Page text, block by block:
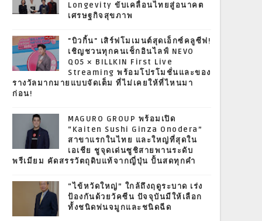
Longevity ขับเคลื่อนไทยสู่อนาคต
เศรษฐกิจสุขภาพ
"บิวกิ้น" เสิร์ฟโมเมนต์สุดเอ็กซ์คลูซีฟ!
เชิญชวนทุกคนเช็กอินไลฟ์ NEVO
Q05 × BILLKIN First Live
Streaming พร้อมโปรโมชั่นและของ
รางวัลมากมายแบบจัดเต็ม ที่ไม่เคยให้ที่ไหนมา
ก่อน!
MAGURO GROUP พร้อมเปิด
“Kaiten Sushi Ginza Onodera”
สาขาแรกในไทย และใหญ่ที่สุดใน
เอเชีย ชูจุดเด่นซูชิสายพานระดับ
พรีเมียม คัดสรรวัตถุดิบแท้จากญี่ปุ่น ปั้นสดทุกคำ
“ไข้หวัดใหญ่” ใกล้ถึงฤดูระบาด เร่ง
ป้องกันด้วยวัคซีน ปัจจุบันมีให้เลือก
ทั้งชนิดพ่นจมูกและชนิดฉีด